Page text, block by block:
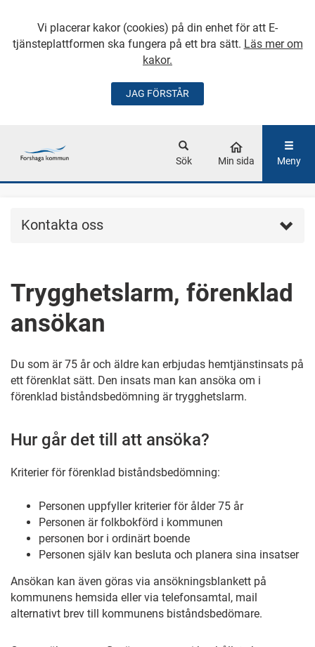
Vi placerar kakor (cookies) på din enhet för att E-
tjänsteplattformen ska fungera på ett bra sätt. Läs mer om
kakor.
JAG FÖRSTÅR
GÅ DIREKT TILL
Sök Min sida Meny
Kontakta oss
Trygghetslarm, förenklad
ansökan
Du som är 75 år och äldre kan erbjudas hemtjänstinsats på
ett förenklat sätt. Den insats man kan ansöka om i
förenklad biståndsbedömning är trygghetslarm.
Hur går det till att ansöka?
Kriterier för förenklad biståndsbedömning:
Personen uppfyller kriterier för ålder 75 år
Personen är folkbokförd i kommunen
personen bor i ordinärt boende
Personen själv kan besluta och planera sina insatser
Ansökan kan även göras via ansökningsblankett på
kommunens hemsida eller via telefonsamtal, mail
alternativt brev till kommunens biståndsbedömare.